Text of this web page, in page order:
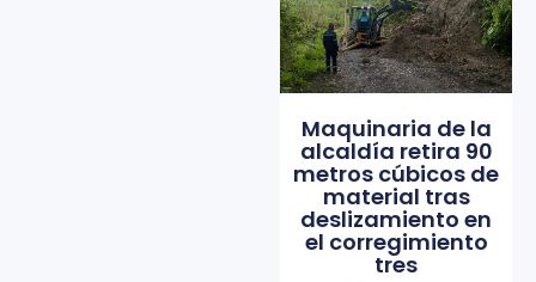
Maquinaria de la
alcaldía retira 90
metros cúbicos de
material tras
deslizamiento en
el corregimiento
tres